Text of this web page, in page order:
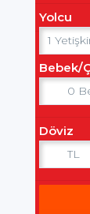
Yolcu
Bebek/
Döviz